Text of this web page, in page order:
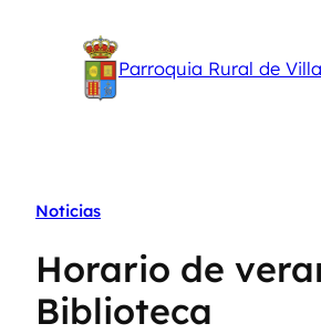
contenido
Parroquia Rural de
Noticias
Horario de
Biblioteca